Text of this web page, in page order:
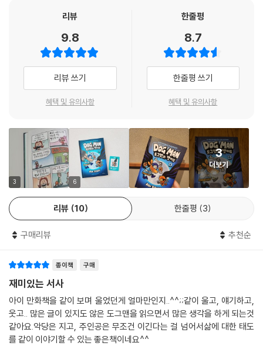
악랄하게 만듭니다. 순식간에 영화 촬영소는 엉망진창이 되고 도그맨을 비
티를 막으려고 애디에칭디에게 달려갑니다. 하지만 애디에칭디가 자신의
말대로 따르는 것은 프로그램 때문이라는 피티의 말을 떠올리며 애디에칭
디의 프로그램을 ‘네 뜻대로’라고 고칩니다. 자유의지가 생긴 애디에칭디
와 착하게 살고 싶은 리를 피티는 과연 피티의 폭주를 막을 수 있을까요?
등하지만 옳은 길을 선택할 수 있는 능력 곧 자유의지를 갖고 있다는 희망
의 메시지를 전합니다. 이 책에서도 리를 피티는 자신의 뿌리인 피티처럼
살아야 한다는 운명의 굴레에 괴로워하지만, 절대로 그 운명에 굴복하지
않습니다. 결국 리를 피티는 쉬운 길 대신 아무리 어려워도 자신의 뜻대로
살아가는 옳은 길을 선택합니다. 그러면서 이 책은 리를 피티처럼 완벽하
지 않아도 환경이나 운명에 굴하지 않고 옳은 길을 선택하려고 노력하는
멋진 어린이 독자들을 힘껏 응원합니다.
[배트맨 : 다크 나이트 라이즈]에서 영감을 받은
평생 책 읽기를 사랑하게 만드는 매력적인 책
「도그맨」 4권 『도그맨과 캣키드』에는 새로운 히어로들이 등장합니다. 작
가가 영화 [배트맨 : 다크 나이트 라이즈]에서 영감을 얻어 탄생시킨 도그
맨의 ‘바크 나이트’와 리를 피티의 ‘캣키드’ 그리고 세라 해트오프의 ‘가방
우먼’과 경찰 서장의 ‘서장맨’까지, 평범하지만 선한 마음으로 똘똘 뭉친 그
리뷰
9.8
리뷰 쓰기
혜택 및 유의사항
한줄평
8.7
한줄평 쓰기
혜택 및 유의사항
3 6
3
더보기
리뷰 10 한줄평 3
구매리뷰 추천순
종이책 구매
재미있는 서사
아이 만화책을 같이 보며 울었던게 얼마만인지..^^;;같이 울고, 얘기하고,
웃고.. 많은 글이 있지도 않은 도그맨을 읽으면서 많은 생각을 하게 되는것
같아요.악당은 지고, 주인공은 무조건 이긴다는 걸 넘어서삶에 대한 태도
를 같이 이야기할 수 있는 좋은책이네요^^